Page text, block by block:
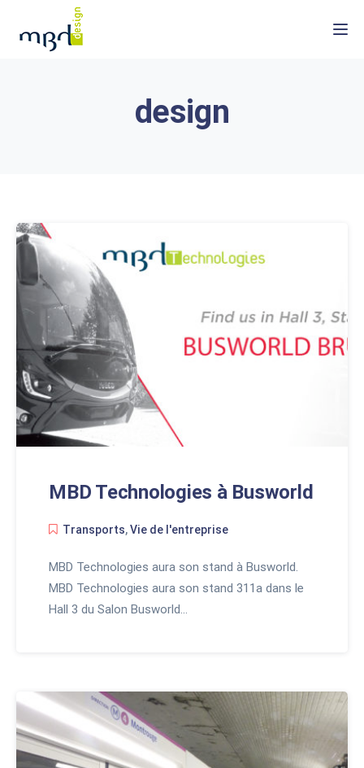
design
MBD Technologies à Busworld
Transports,Vie de l'entreprise
MBD Technologies aura son stand à Busworld.
MBD Technologies aura son stand 311a dans le
Hall 3 du Salon Busworld…